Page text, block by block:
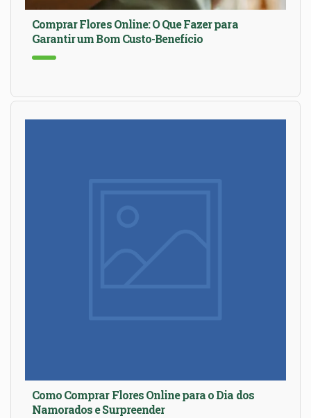
Comprar Flores Online: O Que Fazer para
Garantir um Bom Custo-Benefício
Como Comprar Flores Online para o Dia dos
Namorados e Surpreender